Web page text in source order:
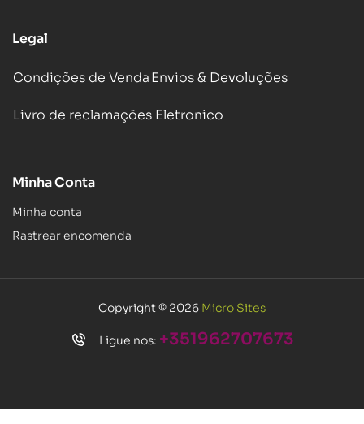
Legal
Condições de VendaEnvios & Devoluções
Livro de reclamações Eletronico
Minha Conta
Minha conta
Rastrear encomenda
Copyright © 2026 Micro Sites
Ligue nos: +351962707673